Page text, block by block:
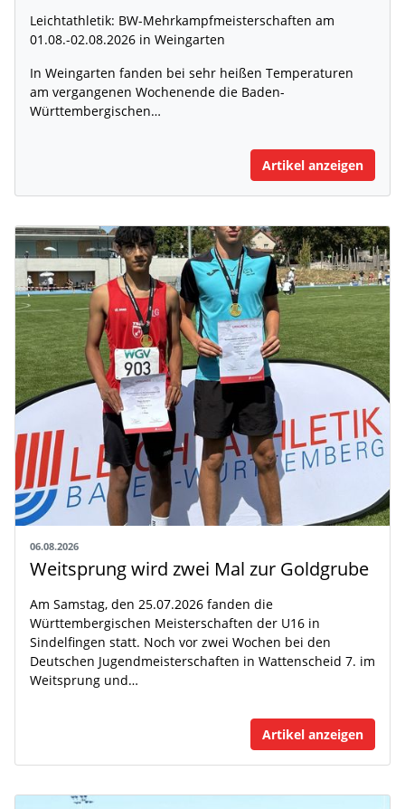
Leichtathletik: BW-Mehrkampfmeisterschaften am
01.08.-02.08.2026 in Weingarten
In Weingarten fanden bei sehr heißen Temperaturen
am vergangenen Wochenende die Baden-
Württembergischen…
Artikel anzeigen
06.08.2026
Weitsprung wird zwei Mal zur Goldgrube
Am Samstag, den 25.07.2026 fanden die
Württembergischen Meisterschaften der U16 in
Sindelfingen statt. Noch vor zwei Wochen bei den
Deutschen Jugendmeisterschaften in Wattenscheid 7. im
Weitsprung und…
Artikel anzeigen